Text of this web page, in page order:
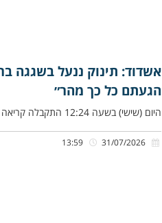
אשדוד: תינוק ננעל בשגגה
הגעתם כל כך מהר״
היום (שישי) בשעה 12:24 התקבלה קריאה במוקד ידידים, אודות תינוק כבן שנה שננעל בשגגה ברכב לעיני הוריו, ברחוב האורגים באשדוד.